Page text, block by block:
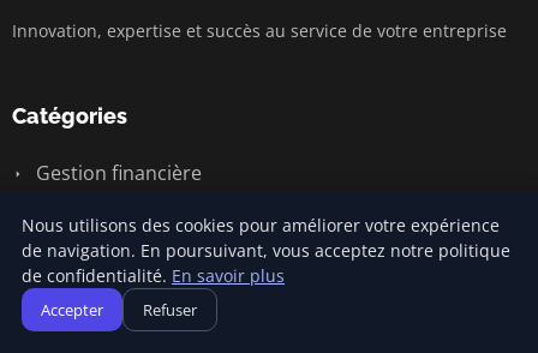
Innovation, expertise et succès au service de votre entreprise
Catégories
Gestion financière
Lancement d'entreprise
Marketing entrepreneurial
Stratégies d'affaires
Succès entrepreneurial
Nous utilisons des cookies pour améliorer votre expérience
de navigation. En poursuivant, vous acceptez notre politique
de confidentialité. En savoir plus
Accepter Refuser